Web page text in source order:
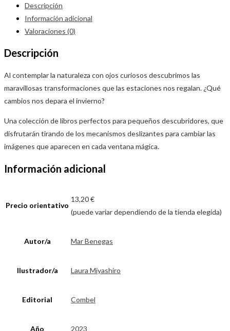
Descripción
Información adicional
Valoraciones (0)
Descripción
Al contemplar la naturaleza con ojos curiosos descubrimos las
maravillosas transformaciones que las estaciones nos regalan. ¿Qué
cambios nos depara el invierno?
Una colección de libros perfectos para pequeños descubridores, que
disfrutarán tirando de los mecanismos deslizantes para cambiar las
imágenes que aparecen en cada ventana mágica.
Información adicional
Precio orientativo
13,20 €
(puede variar dependiendo de la tienda elegida)
Autor/a Mar Benegas
Ilustrador/a Laura Miyashiro
Editorial Combel
Año 2023